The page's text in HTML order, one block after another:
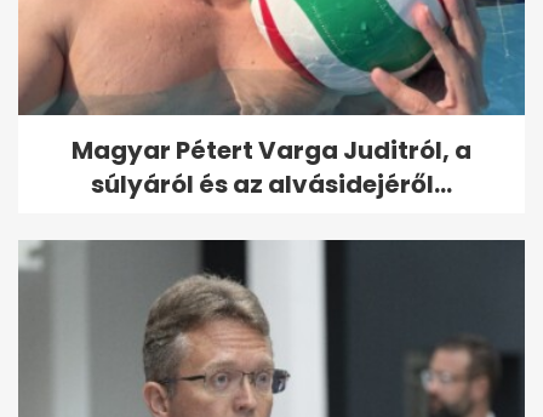
Magyar Pétert Varga Juditról, a
súlyáról és az alvásidejéről...